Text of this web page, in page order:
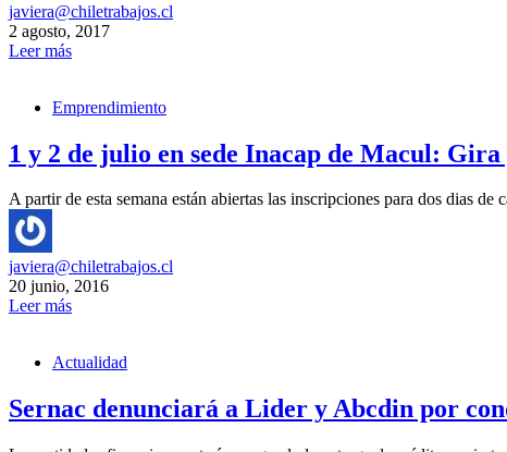
javiera@chiletrabajos.cl
2 agosto, 2017
Leer más
Emprendimiento
1 y 2 de julio en sede Inacap de Macul:
A partir de esta semana están abiertas las inscripciones para dos dias
javiera@chiletrabajos.cl
20 junio, 2016
Leer más
Actualidad
Sernac denunciará a Lider y Abcdin por